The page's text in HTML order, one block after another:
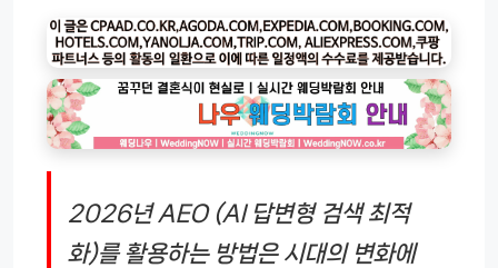
2026년 AEO (AI 답변형 검색 최적
화)를 활용하는 방법은 시대의 변화에